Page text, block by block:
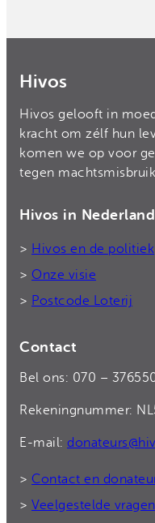
Hivos
Hivos gelooft in
kracht om zélf hun
komen we op voor
tegen
Hivos in Nederland
> Hivos en de politiek
> Onze visie
> Postcode Loterij
Contact
Bel ons: 070 –
Rekeningnummer:
E-mail:
> Contact en
> Veelgestelde vragen